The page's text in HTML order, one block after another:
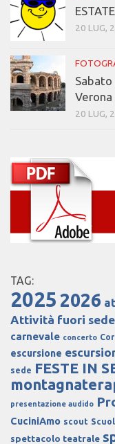
20 LUG,
Sabato
Verona
20 LUG,
TAG:
2025 2026
Attività fuori sede
carnevale concerto
escursione
sede FESTE IN
presentazione audido
CuciniAmo scout
spettacolo teatrale